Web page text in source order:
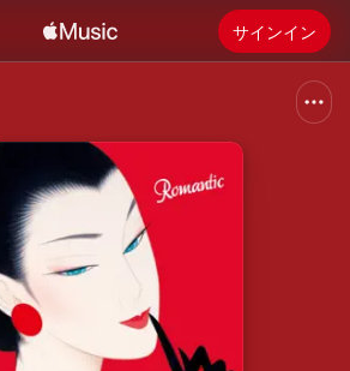
サインイン
Musicをインストール